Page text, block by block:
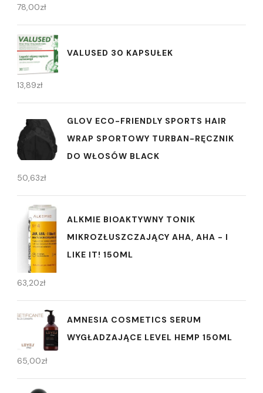
78,00zł
VALUSED 30 KAPSUŁEK
13,89zł
GLOV ECO-FRIENDLY SPORTS HAIR
WRAP SPORTOWY TURBAN-RĘCZNIK
DO WŁOSÓW BLACK
50,63zł
ALKMIE BIOAKTYWNY TONIK
MIKROZŁUSZCZAJĄCY AHA, AHA - I
LIKE IT! 150ML
63,20zł
AMNESIA COSMETICS SERUM
WYGŁADZAJĄCE LEVEL HEMP 150ML
65,00zł